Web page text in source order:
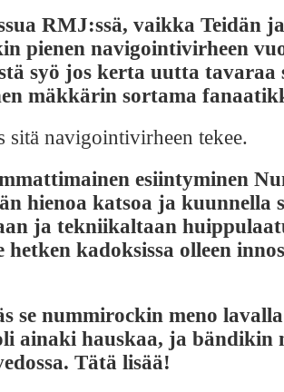
RMJ:ssä, vaikka Teidän
pienen navigointivirheen
syö jos kerta uutta tavaraa
mäkkärin sortama
sitä navigointivirheen tekee.
esiintyminen
hienoa katsoa ja kuunnella
ja tekniikaltaan
hetken kadoksissa olleen
se nummirockin meno
ainaki hauskaa, ja bändikin
Tätä lisää!